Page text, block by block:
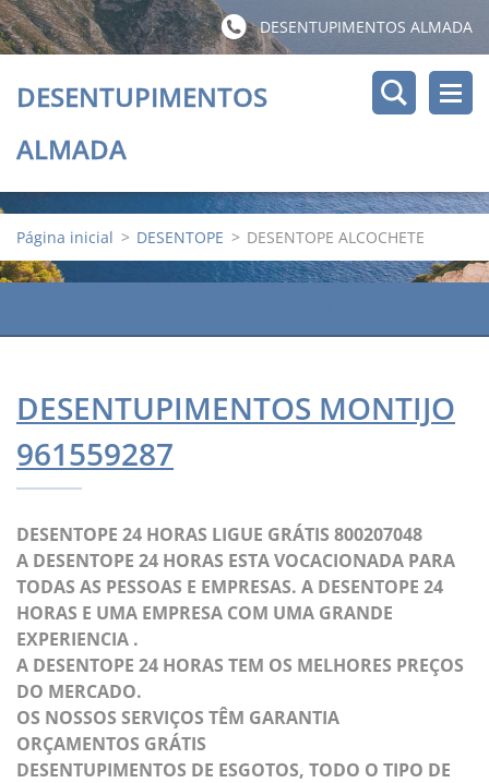
DESENTUPIMENTOS ALMADA
DESENTUPIMENTOS
ALMADA
Página inicial > DESENTOPE > DESENTOPE ALCOCHETE
DESENTUPIMENTOS MONTIJO
961559287
DESENTOPE 24 HORAS LIGUE GRÁTIS 800207048
A DESENTOPE 24 HORAS ESTA VOCACIONADA PARA
TODAS AS PESSOAS E EMPRESAS. A DESENTOPE 24
HORAS E UMA EMPRESA COM UMA GRANDE
EXPERIENCIA .
A DESENTOPE 24 HORAS TEM OS MELHORES PREÇOS
DO MERCADO.
OS NOSSOS SERVIÇOS TÊM GARANTIA
ORÇAMENTOS GRÁTIS
DESENTUPIMENTOS DE ESGOTOS, TODO O TIPO DE